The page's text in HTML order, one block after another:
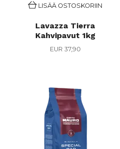
LISÄÄ OSTOSKORIIN
Lavazza Tierra
Kahvipavut 1kg
EUR 37,90